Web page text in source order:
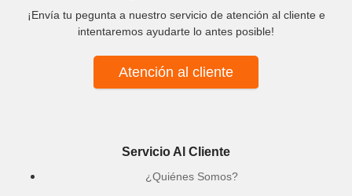
¡Envía tu pegunta a nuestro servicio de atención al cliente e
intentaremos ayudarte lo antes posible!
Atención al cliente
Servicio Al Cliente
¿Quiénes Somos?